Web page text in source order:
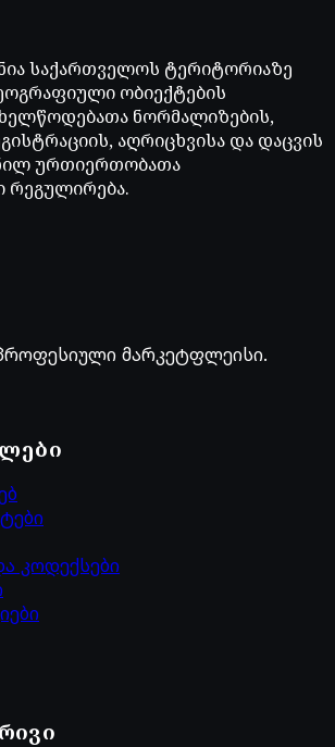
საქართველოს ტერიტორიაზე
ობიექტების
ნორმალიზების,
აღრიცხვისა და დაცვის
ურთიერთობათა
რეგულირება.
მარკეტფლეისი.
კოდექსები